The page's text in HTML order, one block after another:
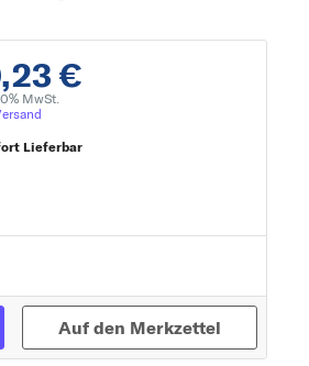
€
MwSt.
Lieferbar
Auf den Merkzettel